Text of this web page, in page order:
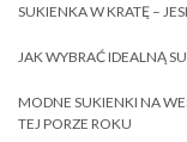
SUKIENKA W KRATĘ –
JAK WYBRAĆ IDEALNĄ
MODNE SUKIENKI NA
TEJ PORZE ROKU